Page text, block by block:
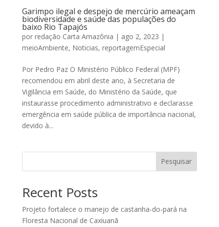
Garimpo ilegal e despejo de mercúrio ameaçam
biodiversidade e saúde das populações do
baixo Rio Tapajós
por redação Carta Amazônia | ago 2, 2023 |
meioAmbiente, Noticias, reportagemEspecial
Por Pedro Paz O Ministério Público Federal (MPF)
recomendou em abril deste ano, à Secretaria de
Vigilância em Saúde, do Ministério da Saúde, que
instaurasse procedimento administrativo e declarasse
emergência em saúde pública de importância nacional,
devido à...
Pesquisar
Recent Posts
Projeto fortalece o manejo de castanha-do-pará na
Floresta Nacional de Caxiuanã